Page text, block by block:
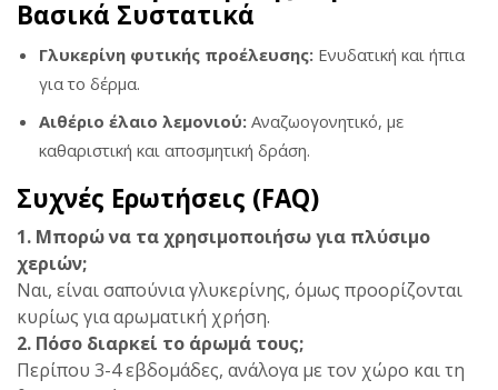
Βασικά Συστατικά
Γλυκερίνη φυτικής προέλευσης: Ενυδατική και ήπια
για το δέρμα.
Αιθέριο έλαιο λεμονιού: Αναζωογονητικό, με
καθαριστική και αποσμητική δράση.
Συχνές Ερωτήσεις (FAQ)
1. Μπορώ να τα χρησιμοποιήσω για πλύσιμο
χεριών;
Ναι, είναι σαπούνια γλυκερίνης, όμως προορίζονται
κυρίως για αρωματική χρήση.
2. Πόσο διαρκεί το άρωμά τους;
Περίπου 3-4 εβδομάδες, ανάλογα με τον χώρο και τη